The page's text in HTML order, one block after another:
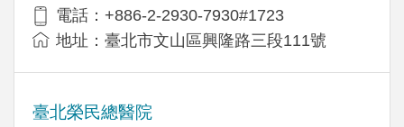
電話：+886-2-2930-7930#1723
地址：臺北市文山區興隆路三段111號
臺北榮民總醫院